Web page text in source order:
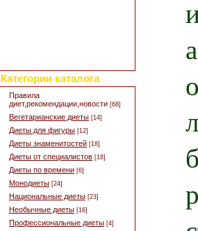
Категории каталога
Правила
диет,рекомендации,новости [68]
Вегетарианские диеты [14]
Диеты для фигуры [12]
Диеты знаменитостей [18]
Диеты от специалистов [18]
Диеты по времени [6]
Монодиеты [24]
Национальные диеты [23]
Необычные диеты [16]
Профессиональные диеты [4]